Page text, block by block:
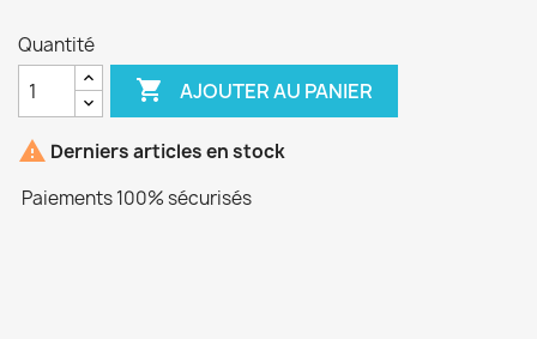
Quantité
 AJOUTER AU PANIER
 Derniers articles en stock
Paiements 100% sécurisés